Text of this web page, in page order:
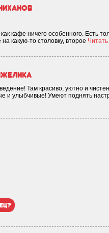
кафе ничего особенного. Есть
какую-то столовку, второе
Там красиво, уютно и
и улыбчивые! Умеют поднять